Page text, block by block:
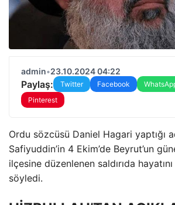
admin•23.10.2024 04:22
Paylaş: Twitter Facebook
Pinterest
Ordu sözcüsü Daniel Hagari yaptığı
Safiyuddin’in 4 Ekim’de Beyrut’un
ilçesine düzenlenen saldırıda
söyledi.